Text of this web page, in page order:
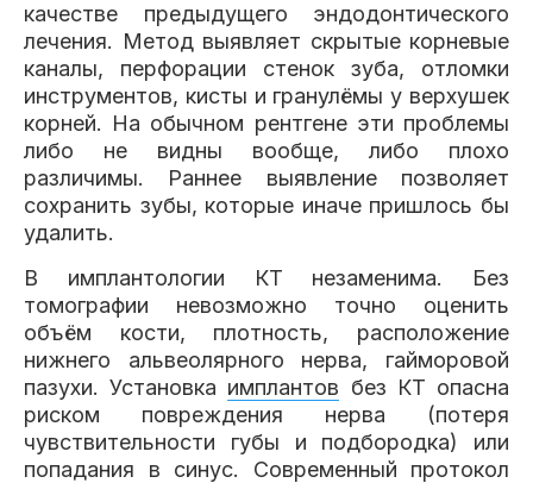
качестве предыдущего эндодонтического
лечения. Метод выявляет скрытые корневые
каналы, перфорации стенок зуба, отломки
инструментов, кисты и гранулёмы у верхушек
корней. На обычном рентгене эти проблемы
либо не видны вообще, либо плохо
различимы. Раннее выявление позволяет
сохранить зубы, которые иначе пришлось бы
удалить.
В имплантологии КТ незаменима. Без
томографии невозможно точно оценить
объём кости, плотность, расположение
нижнего альвеолярного нерва, гайморовой
пазухи. Установка имплантов без КТ опасна
риском повреждения нерва (потеря
чувствительности губы и подбородка) или
попадания в синус. Современный протокол